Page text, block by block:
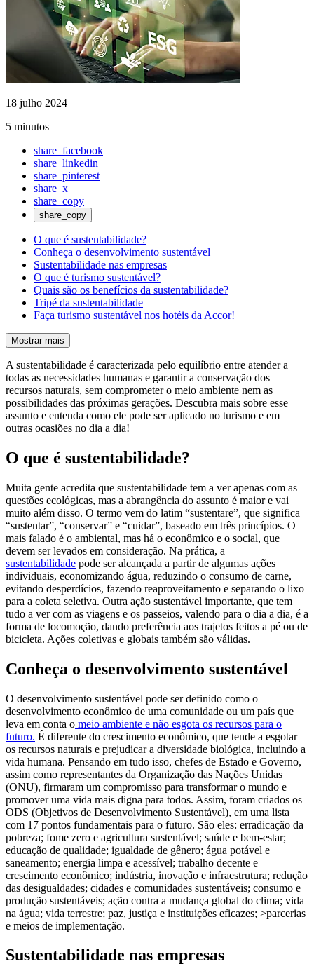
18 julho 2024
5 minutos
share_facebook
share_linkedin
share_pinterest
share_x
share_copy
share_copy
O que é sustentabilidade?
Conheça o desenvolvimento sustentável
Sustentabilidade nas empresas
O que é turismo sustentável?
Quais são os benefícios da sustentabilidade?
Tripé da sustentabilidade
Faça turismo sustentável nos hotéis da Accor!
Mostrar mais
A sustentabilidade é caracterizada pelo equilíbrio entre atender a
todas as necessidades humanas e garantir a conservação dos
recursos naturais, sem comprometer o meio ambiente nem as
possibilidades das próximas gerações. Descubra mais sobre esse
assunto e entenda como ele pode ser aplicado no turismo e em
outras ocasiões no dia a dia!
O que é sustentabilidade?
Muita gente acredita que sustentabilidade tem a ver apenas com as
questões ecológicas, mas a abrangência do assunto é maior e vai
muito além disso. O termo vem do latim “sustentare”, que significa
“sustentar”, “conservar” e “cuidar”, baseado em três princípios. O
mais falado é o ambiental, mas há o econômico e o social, que
devem ser levados em consideração. Na prática, a
sustentabilidade pode ser alcançada a partir de algumas ações
individuais, economizando água, reduzindo o consumo de carne,
evitando desperdícios, fazendo reaproveitamento e separando o lixo
para a coleta seletiva. Outra ação sustentável importante, que tem
tudo a ver com as viagens e os passeios, valendo para o dia a dia, é a
forma de locomoção, dando preferência aos trajetos feitos a pé ou de
bicicleta. Ações coletivas e globais também são válidas.
Conheça o desenvolvimento sustentável
O desenvolvimento sustentável pode ser definido como o
desenvolvimento econômico de uma comunidade ou um país que
leva em conta o meio ambiente e não esgota os recursos para o
futuro. É diferente do crescimento econômico, que tende a esgotar
os recursos naturais e prejudicar a diversidade biológica, incluindo a
vida humana. Pensando em tudo isso, chefes de Estado e Governo,
assim como representantes da Organização das Nações Unidas
(ONU), firmaram um compromisso para transformar o mundo e
promover uma vida mais digna para todos. Assim, foram criados os
ODS (Objetivos de Desenvolvimento Sustentável), em uma lista
com 17 pontos fundamentais para o futuro. São eles: erradicação da
pobreza; fome zero e agricultura sustentável; saúde e bem-estar;
educação de qualidade; igualdade de gênero; água potável e
saneamento; energia limpa e acessível; trabalho decente e
crescimento econômico; indústria, inovação e infraestrutura; redução
das desigualdades; cidades e comunidades sustentáveis; consumo e
produção sustentáveis; ação contra a mudança global do clima; vida
na água; vida terrestre; paz, justiça e instituições eficazes; >parcerias
e meios de implementação.
Sustentabilidade nas empresas